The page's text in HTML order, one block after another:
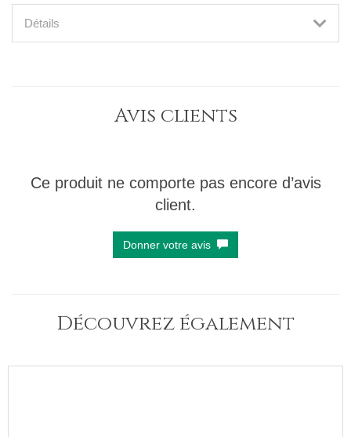
Détails
Avis clients
Ce produit ne comporte pas encore d’avis
client.
Donner votre avis
Découvrez également